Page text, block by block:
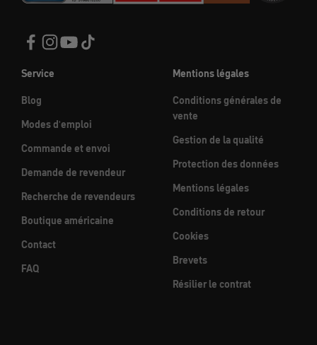
Service
Blog
Modes d'emploi
Commande et envoi
Demande de revendeur
Recherche de revendeurs
Boutique américaine
Contact
FAQ
Mentions légales
Conditions générales de
vente
Gestion de la qualité
Protection des données
Mentions légales
Conditions de retour
Cookies
Brevets
Résilier le contrat